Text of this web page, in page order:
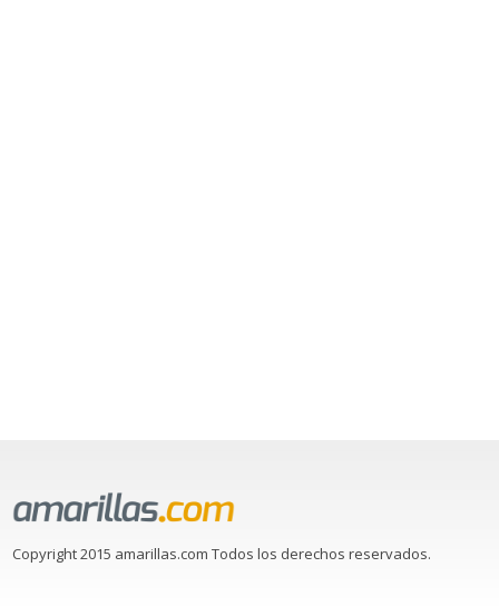
Copyright 2015 amarillas.com Todos los derechos reservados.